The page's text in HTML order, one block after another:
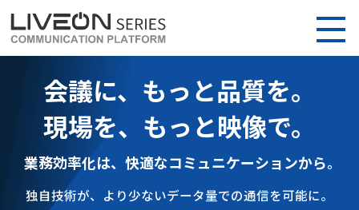
会議に、もっと品質を。
現場を、もっと映像で。
業務効率化は、快適なコミュニケーションから。
独自技術が、より少ないデータ量での通信を可能に。